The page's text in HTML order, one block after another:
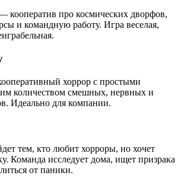
кооператив про космических дворфов,
и командную работу. Игра веселая,
хоррор с простыми
количеством смешных, нервных и
Идеально для компании.
тем, кто любит хорроры, но хочет
Команда исследует дома, ищет призрака
от паники.